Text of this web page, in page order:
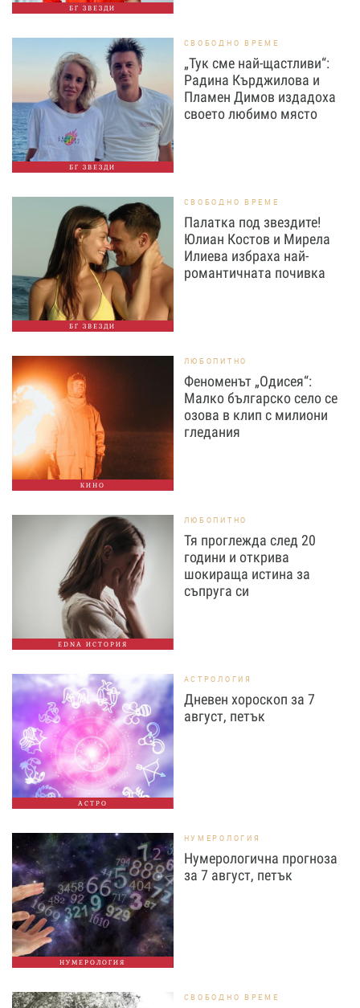
БГ ЗВЕЗДИ
БГ ЗВЕЗДИ
СВОБОДНО ВРЕМЕ
„Тук сме най-щастливи“:
Радина Кърджилова и
Пламен Димов издадоха
своето любимо място
БГ ЗВЕЗДИ
СВОБОДНО ВРЕМЕ
Палатка под звездите!
Юлиан Костов и Мирела
Илиева избраха най-
романтичната почивка
КИНО
ЛЮБОПИТНО
Феноменът „Одисея“:
Малко българско село се
озова в клип с милиони
гледания
EDNA ИСТОРИЯ
ЛЮБОПИТНО
Тя проглежда след 20
години и открива
шокираща истина за
съпруга си
АСТРО
АСТРОЛОГИЯ
Дневен хороскоп за 7
август, петък
НУМЕРОЛОГИЯ
НУМЕРОЛОГИЯ
Нумерологична прогноза
за 7 август, петък
СВОБОДНО ВРЕМЕ